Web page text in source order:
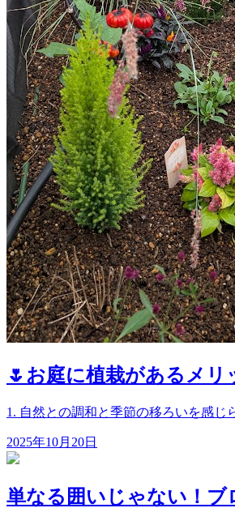
🌷お庭に植栽があるメリ
1. 自然との調和と季節の移ろいを感
2025年10月20日
単なる囲いじゃない！ブ